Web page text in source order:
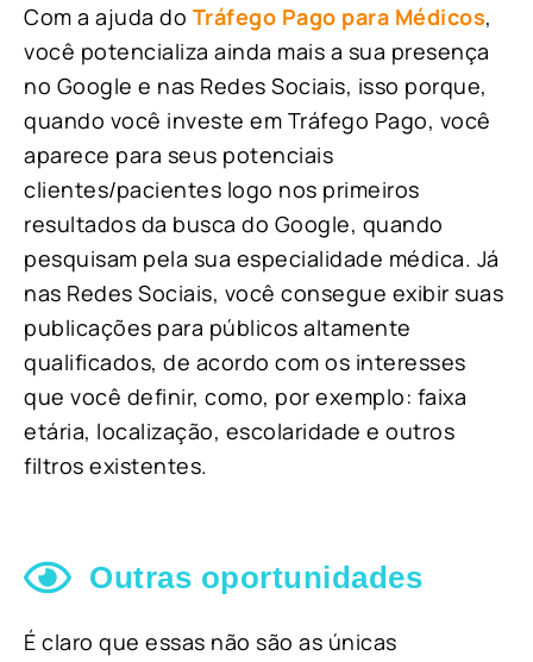
Com a ajuda do Tráfego Pago para Médicos,
você potencializa ainda mais a sua presença
no Google e nas Redes Sociais, isso porque,
quando você investe em Tráfego Pago, você
aparece para seus potenciais
clientes/pacientes logo nos primeiros
resultados da busca do Google, quando
pesquisam pela sua especialidade médica. Já
nas Redes Sociais, você consegue exibir suas
publicações para públicos altamente
qualificados, de acordo com os interesses
que você definir, como, por exemplo: faixa
etária, localização, escolaridade e outros
filtros existentes.
Outras oportunidades
É claro que essas não são as únicas